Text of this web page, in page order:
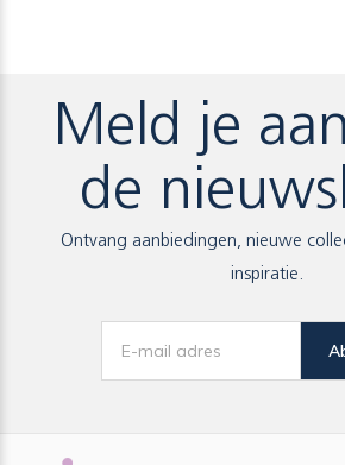
Meld je
de
Ontvang aanbiedingen, nieuwe
inspiratie.